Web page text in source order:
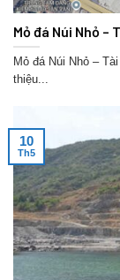
Mỏ đá Núi Nhỏ
Mỏ đá Núi Nhỏ –
thiệu...
10
Th5